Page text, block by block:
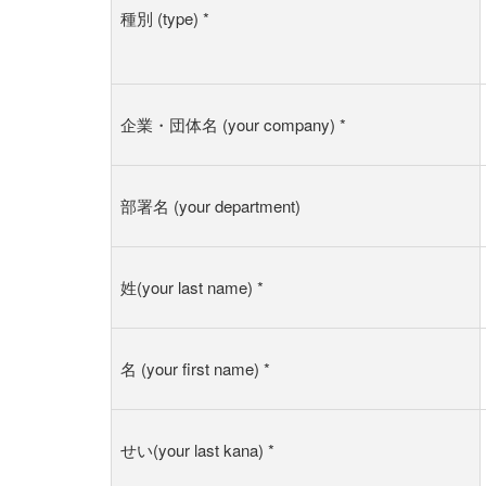
種別 (type) *
企業・団体名 (your company) *
部署名 (your department)
姓(your last name) *
名 (your first name) *
せい(your last kana) *